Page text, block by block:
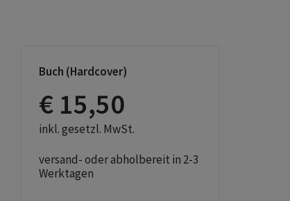
Buch (Hardcover)
€ 15,50
inkl. gesetzl. MwSt.
versand- oder abholbereit in 2-3
Werktagen